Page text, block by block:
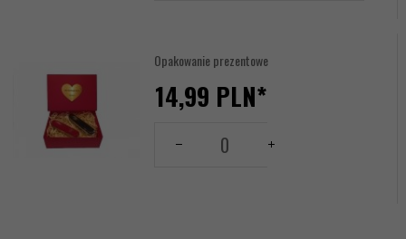
Opakowanie prezentowe
14,99 PLN*